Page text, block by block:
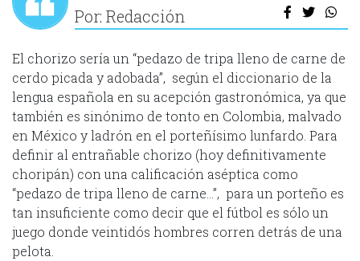
Por: Redacción
El chorizo sería un “pedazo de tripa lleno de carne de
cerdo picada y adobada”, según el diccionario de la
lengua española en su acepción gastronómica, ya que
también es sinónimo de tonto en Colombia, malvado
en México y ladrón en el porteñísimo lunfardo. Para
definir al entrañable chorizo (hoy definitivamente
choripán) con una calificación aséptica como
“pedazo de tripa lleno de carne…”, para un porteño es
tan insuficiente como decir que el fútbol es sólo un
juego donde veintidós hombres corren detrás de una
pelota.